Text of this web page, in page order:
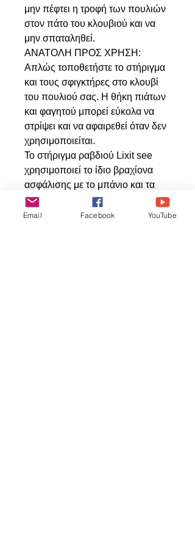
μην πέφτει η τροφή των πουλιών
στον πάτο του κλουβιού και να
μην σπαταληθεί.
ΑΝΑΤΟΛΗ ΠΡΟΣ ΧΡΗΣΗ:
Απλώς τοποθετήστε το στήριγμα
και τους σφιγκτήρες στο κλουβί
του πουλιού σας. Η θήκη πιάτων
και φαγητού μπορεί εύκολα να
στρίψει και να αφαιρεθεί όταν δεν
χρησιμοποιείται.
Το στήριγμα ραβδιού Lixit see
χρησιμοποιεί το ίδιο βραχίονα
ασφάλισης με το μπάνιο και τα
μπολ για τα πουλιά μας. Αυτά τα
αξεσουάρ είναι εναλλάξιμα.
Email Facebook YouTube